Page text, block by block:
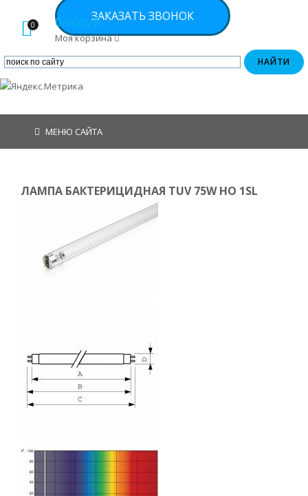
ЗАКАЗАТЬ ЗВОНОК
0 0.00руб.
Моя корзина
МЕНЮ САЙТА
ЛАМПА БАКТЕРИЦИДНАЯ TUV 75W HO 1SL